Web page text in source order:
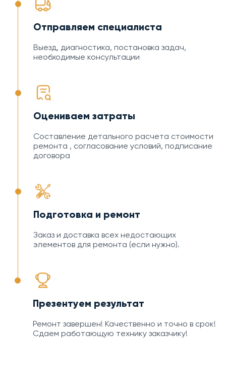
Отправляем специалиста
Выезд, диагностика, постановка задач,
необходимые консультации
Оцениваем затраты
Составление детального расчета стоимости
ремонта , согласование условий, подписание
договора
Подготовка и ремонт
Заказ и доставка всех недостающих
элементов для ремонта (если нужно).
Презентуем результат
Ремонт завершен! Качественно и точно в срок!
Сдаем работающую технику заказчику!